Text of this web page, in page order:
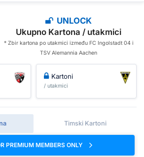
UNLOCK
Ukupno Kartona / utakmici
* Zbir kartona po utakmici između FC Ingolstadt 04 i
TSV Alemannia Aachen
Kartoni
/ utakmici
Timski Kartoni
PREMIUM MEMBERS ONLY